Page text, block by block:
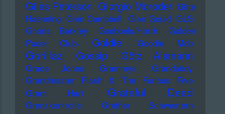
Giles Peterson Giorgio Moroder Gitte
Haenning Glen Campbell Glen Gould GLS
Gnarls Barkley
Goebbels/Harth
Golden
Pudel Club
Goldie Goodie Mob
Gorillaz Gossip Götz Alsmann
Grace Jones Grammys
Grandaddy
Grandmaster Flash & The Furious Five
Grant Hart
Grateful Dead
Grenzkontrolle Grether Schwestern